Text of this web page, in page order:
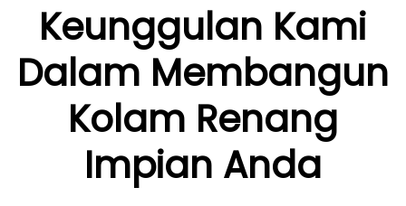
Keunggulan Kami
Dalam Membangun
Kolam Renang
Impian Anda